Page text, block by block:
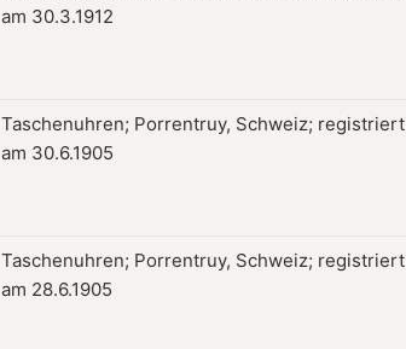
am 30.3.1912
Taschenuhren; Porrentruy, Schweiz; registriert
am 30.6.1905
Taschenuhren; Porrentruy, Schweiz; registriert
am 28.6.1905